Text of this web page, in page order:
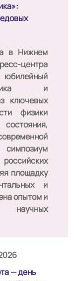
в Нижнем
центра
и
ключевых
физики
площадку
и
опытом и
научных
— день